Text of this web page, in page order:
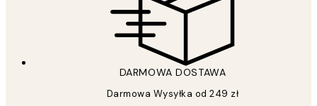
DARMOWA DOSTAWA
Darmowa Wysyłka od 249 zł